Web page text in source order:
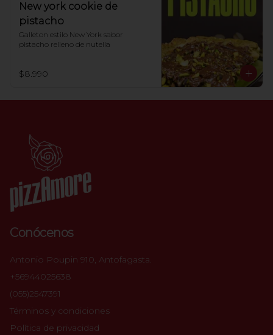
New york cookie de
pistacho
Galleton estilo New York sabor
pistacho relleno de nutella
$8.990
Conócenos
Antonio Poupin 910, Antofagasta.
+56944025638
(055)2547391
Términos y condiciones
Política de privacidad